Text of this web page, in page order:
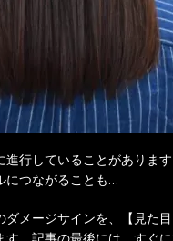
行していることがあります
につながることも…
メージサインを、【見た